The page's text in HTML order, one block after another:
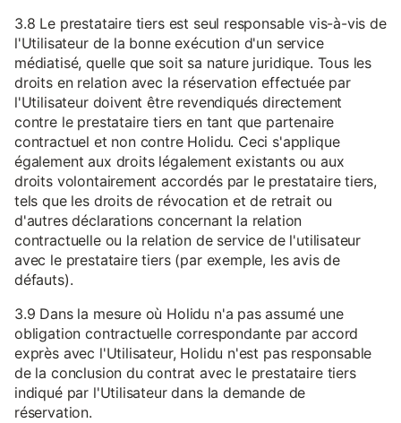
3.8 Le prestataire tiers est seul responsable vis-à-vis de
l'Utilisateur de la bonne exécution d'un service
médiatisé, quelle que soit sa nature juridique. Tous les
droits en relation avec la réservation effectuée par
l'Utilisateur doivent être revendiqués directement
contre le prestataire tiers en tant que partenaire
contractuel et non contre Holidu. Ceci s'applique
également aux droits légalement existants ou aux
droits volontairement accordés par le prestataire tiers,
tels que les droits de révocation et de retrait ou
d'autres déclarations concernant la relation
contractuelle ou la relation de service de l'utilisateur
avec le prestataire tiers (par exemple, les avis de
défauts).
3.9 Dans la mesure où Holidu n'a pas assumé une
obligation contractuelle correspondante par accord
exprès avec l'Utilisateur, Holidu n'est pas responsable
de la conclusion du contrat avec le prestataire tiers
indiqué par l'Utilisateur dans la demande de
réservation.